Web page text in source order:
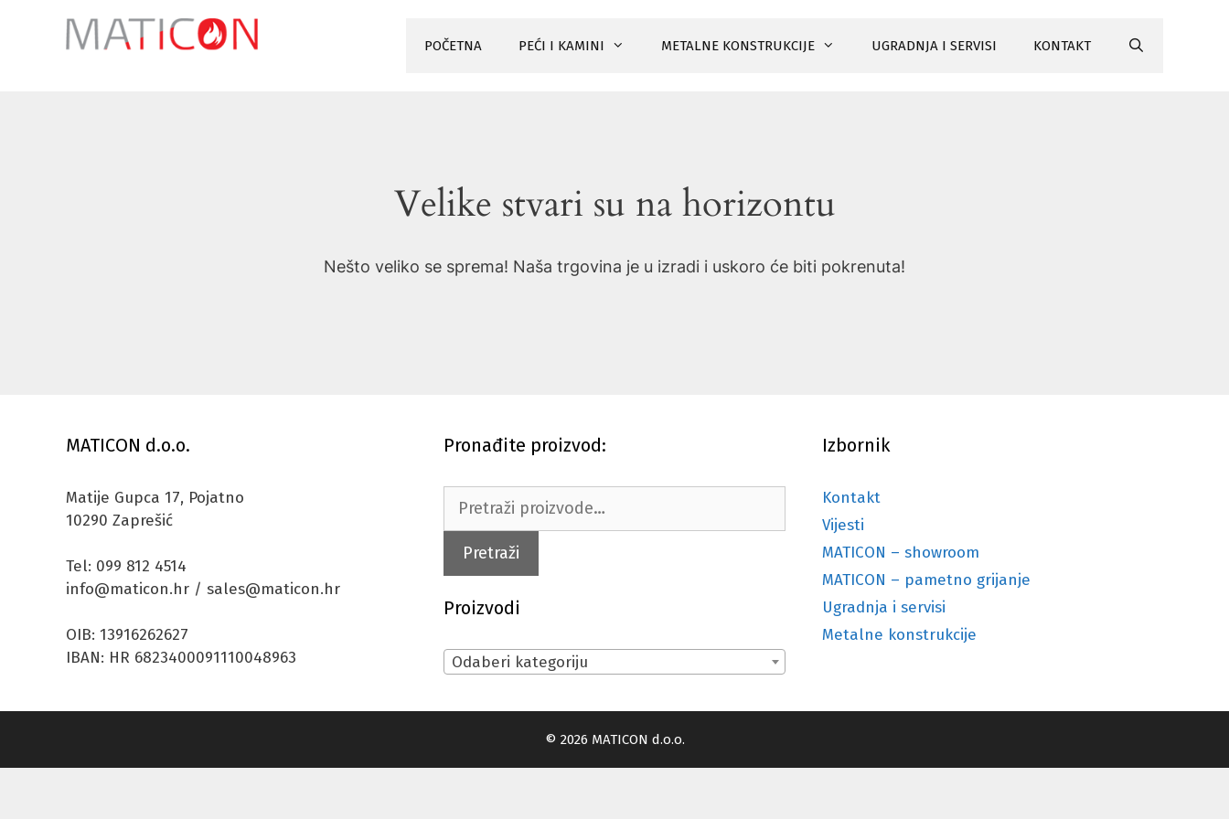
POČETNA PEĆI I KAMINI METALNE KONSTRUKCIJE UGRADNJA I SERVISI KONTAKT
Velike stvari su na horizontu
Nešto veliko se sprema! Naša trgovina je u izradi i uskoro će biti pokrenuta!
MATICON d.o.o.
Matije Gupca 17, Pojatno
10290 Zaprešić
Tel: 099 812 4514
info@maticon.hr / sales@maticon.hr
OIB: 13916262627
IBAN: HR 6823400091110048963
Pronađite proizvod:
Pretraži
Proizvodi
Odaberi kategoriju
Izbornik
Kontakt
Vijesti
MATICON – showroom
MATICON – pametno grijanje
Ugradnja i servisi
Metalne konstrukcije
© 2026 MATICON d.o.o.